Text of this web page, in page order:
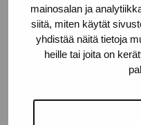
mainosalan ja
siitä, miten käytät
yhdistää näitä tietoja
heille tai joita on
Contact us